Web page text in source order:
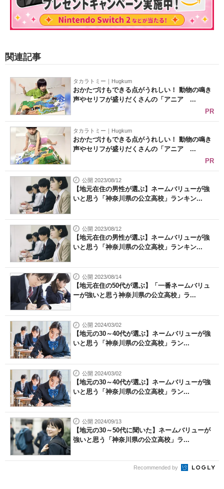
関連記事
タカラトミー｜Hugkum
おかたづけもできる点がうれしい！ 動物の鳴き
声やセリフが盛りだくさんの「アニア ...
PR
タカラトミー｜Hugkum
おかたづけもできる点がうれしい！ 動物の鳴き
声やセリフが盛りだくさんの「アニア ...
PR
公開 2023/08/12
【地元在住の男性が選ぶ】ネームバリューが強
いと思う「神奈川県の公立高校」ランキン...
公開 2023/08/12
【地元在住の男性が選ぶ】ネームバリューが強
いと思う「神奈川県の公立高校」ランキン...
公開 2023/08/14
【地元在住の50代が選ぶ】「一番ネームバリュ
ーが強いと思う神奈川県の公立高校」ラ...
公開 2024/03/02
【地元の30～40代が選ぶ】ネームバリューが強
いと思う「神奈川県の公立高校」ラン...
公開 2024/03/02
【地元の30～40代が選ぶ】ネームバリューが強
いと思う「神奈川県の公立高校」ラン...
公開 2024/09/13
【地元の30～50代に聞いた】ネームバリューが
強いと思う「神奈川県の公立高校」ラ...
Recommended by